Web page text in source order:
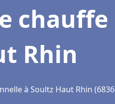
chauffe
Rhin
à Soultz Haut Rhin